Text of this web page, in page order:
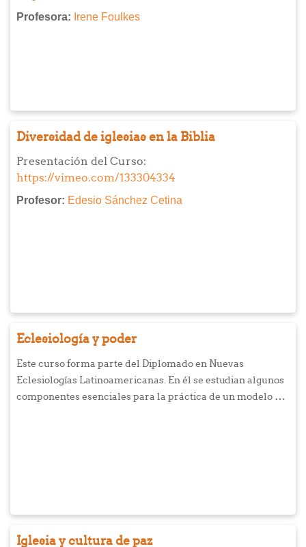
Profesora: Irene Foulkes
Diversidad de iglesias en la Biblia
Presentación del Curso:
https://vimeo.com/133304334
Profesor: Edesio Sánchez Cetina
Eclesiología y poder
Este curso forma parte del Diplomado en Nuevas
Eclesiologías Latinoamericanas. En él se estudian algunos
componentes esenciales para la práctica de un modelo de
Iglesia y cultura de paz